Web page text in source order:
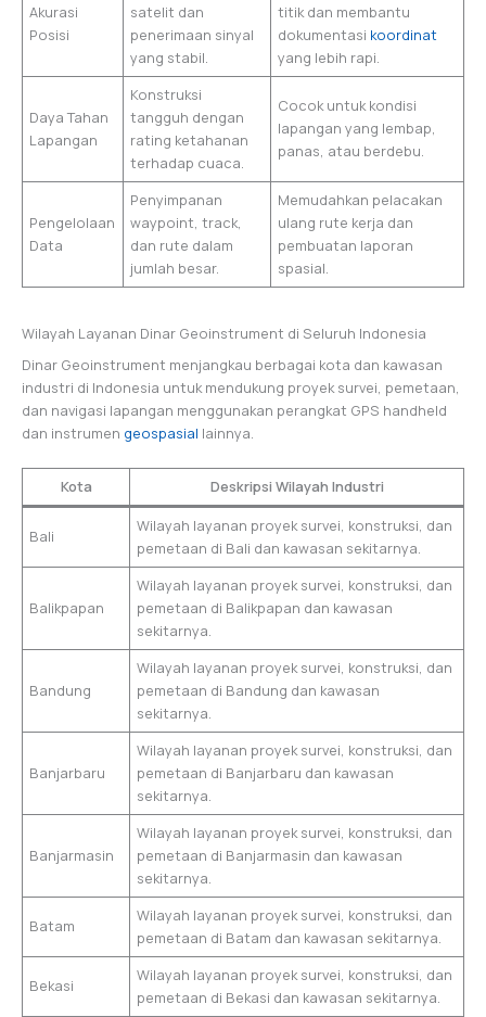
Akurasi
Posisi
satelit dan
penerimaan sinyal
yang stabil.
titik dan membantu
dokumentasi koordinat
yang lebih rapi.
Daya Tahan
Lapangan
Konstruksi
tangguh dengan
rating ketahanan
terhadap cuaca.
Cocok untuk kondisi
lapangan yang lembap,
panas, atau berdebu.
Pengelolaan
Data
Penyimpanan
waypoint, track,
dan rute dalam
jumlah besar.
Memudahkan pelacakan
ulang rute kerja dan
pembuatan laporan
spasial.
Wilayah Layanan Dinar Geoinstrument di Seluruh Indonesia
Dinar Geoinstrument menjangkau berbagai kota dan kawasan
industri di Indonesia untuk mendukung proyek survei, pemetaan,
dan navigasi lapangan menggunakan perangkat GPS handheld
dan instrumen geospasial lainnya.
Kota Deskripsi Wilayah Industri
Bali
Wilayah layanan proyek survei, konstruksi, dan
pemetaan di Bali dan kawasan sekitarnya.
Balikpapan
Wilayah layanan proyek survei, konstruksi, dan
pemetaan di Balikpapan dan kawasan
sekitarnya.
Bandung
Wilayah layanan proyek survei, konstruksi, dan
pemetaan di Bandung dan kawasan
sekitarnya.
Banjarbaru
Wilayah layanan proyek survei, konstruksi, dan
pemetaan di Banjarbaru dan kawasan
sekitarnya.
Banjarmasin
Wilayah layanan proyek survei, konstruksi, dan
pemetaan di Banjarmasin dan kawasan
sekitarnya.
Batam
Wilayah layanan proyek survei, konstruksi, dan
pemetaan di Batam dan kawasan sekitarnya.
Bekasi
Wilayah layanan proyek survei, konstruksi, dan
pemetaan di Bekasi dan kawasan sekitarnya.